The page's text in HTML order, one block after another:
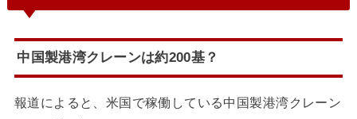
中国製港湾クレーンは約200基？
報道によると、米国で稼働している中国製港湾クレーン